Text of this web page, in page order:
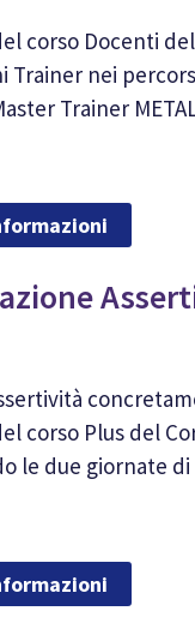
corso Docenti
Trainer nei
Trainer
corso Plus del
le due giornate